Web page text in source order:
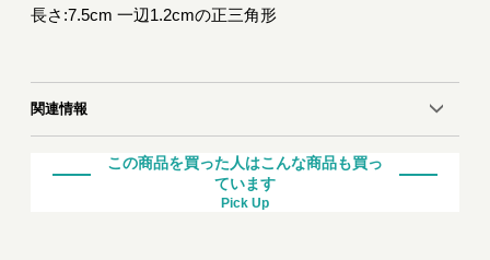
長さ:7.5cm 一辺1.2cmの正三角形
関連情報
この商品を買った人はこんな商品も買っ
ています
Pick Up